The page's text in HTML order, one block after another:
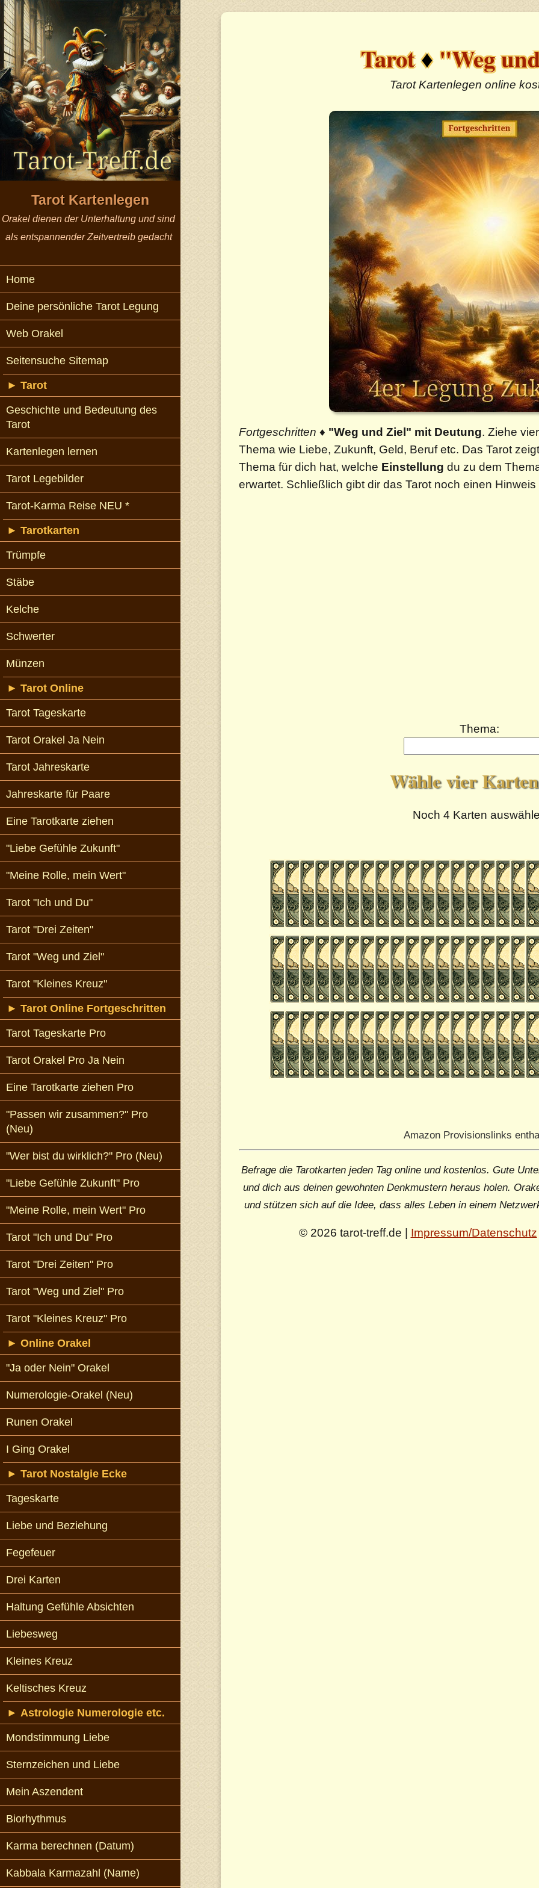
Tarot♦"Weg
Tarot Kartenlegen online
Fortgeschritten ♦ "Weg und Ziel" mit Deutung. Ziehe
Thema wie Liebe, Zukunft, Geld, Beruf etc. Das Tarot
Thema für dich hat, welche Einstellung du zu dem
erwartet. Schließlich gibt dir das Tarot noch einen
Thema:
Wähle vier
Noch 4 Karten
Amazon Provisionslinks
Befrage die Tarotkarten jeden Tag online und kostenlos. Gute
und dich aus deinen gewohnten Denkmustern heraus holen.
und stützen sich auf die Idee, dass alles Leben in einem
© 2026 tarot-treff.de | Impressum/Datenschutz
Tarot Kartenlegen
Orakel dienen der Unterhaltung und sind
als entspannender Zeitvertreib gedacht
Home
Deine persönliche Tarot Legung
Web Orakel
Seitensuche Sitemap
► Tarot
Geschichte und Bedeutung des
Tarot
Kartenlegen lernen
Tarot Legebilder
Tarot-Karma Reise NEU *
► Tarotkarten
Trümpfe
Stäbe
Kelche
Schwerter
Münzen
► Tarot Online
Tarot Tageskarte
Tarot Orakel Ja Nein
Tarot Jahreskarte
Jahreskarte für Paare
Eine Tarotkarte ziehen
"Liebe Gefühle Zukunft"
"Meine Rolle, mein Wert"
Tarot "Ich und Du"
Tarot "Drei Zeiten"
Tarot "Weg und Ziel"
Tarot "Kleines Kreuz"
► Tarot Online Fortgeschritten
Tarot Tageskarte Pro
Tarot Orakel Pro Ja Nein
Eine Tarotkarte ziehen Pro
"Passen wir zusammen?" Pro
(Neu)
"Wer bist du wirklich?" Pro (Neu)
"Liebe Gefühle Zukunft" Pro
"Meine Rolle, mein Wert" Pro
Tarot "Ich und Du" Pro
Tarot "Drei Zeiten" Pro
Tarot "Weg und Ziel" Pro
Tarot "Kleines Kreuz" Pro
► Online Orakel
"Ja oder Nein" Orakel
Numerologie-Orakel (Neu)
Runen Orakel
I Ging Orakel
► Tarot Nostalgie Ecke
Tageskarte
Liebe und Beziehung
Fegefeuer
Drei Karten
Haltung Gefühle Absichten
Liebesweg
Kleines Kreuz
Keltisches Kreuz
► Astrologie Numerologie etc.
Mondstimmung Liebe
Sternzeichen und Liebe
Mein Aszendent
Biorhythmus
Karma berechnen (Datum)
Kabbala Karmazahl (Name)